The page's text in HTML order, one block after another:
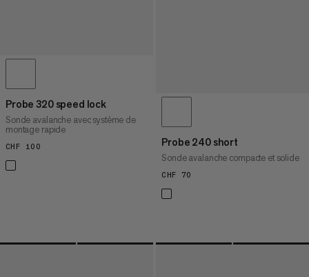
Probe 320 speed lock
Sonde avalanche avec système de
montage rapide
CHF 100 Probe 240 short
Sonde avalanche compacte et solide
CHF 70